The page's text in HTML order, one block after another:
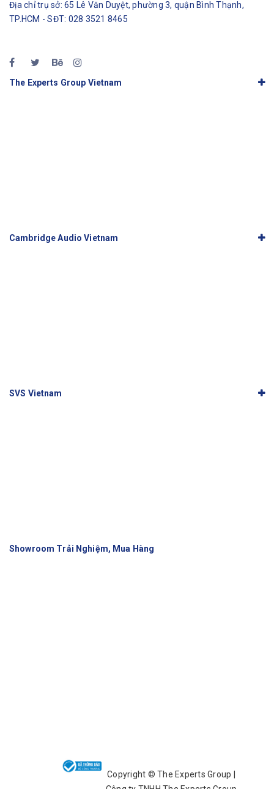
Địa chỉ trụ sở: 65 Lê Văn Duyệt, phường 3, quận Bình Thạnh,
TP.HCM - SĐT: 028 3521 8465
The Experts Group Vietnam
Cambridge Audio Vietnam
SVS Vietnam
Showroom Trải Nghiệm, Mua Hàng
Copyright ©️ The Experts Group |